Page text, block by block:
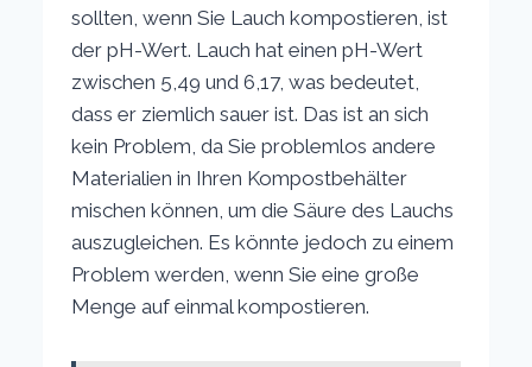
sollten, wenn Sie Lauch kompostieren, ist
der pH-Wert. Lauch hat einen pH-Wert
zwischen 5,49 und 6,17, was bedeutet,
dass er ziemlich sauer ist. Das ist an sich
kein Problem, da Sie problemlos andere
Materialien in Ihren Kompostbehälter
mischen können, um die Säure des Lauchs
auszugleichen. Es könnte jedoch zu einem
Problem werden, wenn Sie eine große
Menge auf einmal kompostieren.